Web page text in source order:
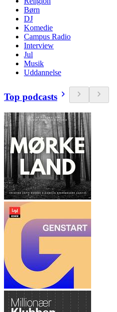
Børn
DJ
Komedie
Campus Radio
Interview
Jul
Musik
Uddannelse
Top podcasts